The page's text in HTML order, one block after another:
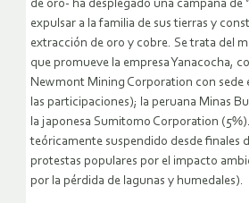
de oro- ha desplegado una campaña de
expulsar a la familia de sus tierras y
extracción de oro y cobre. Se trata del
que promueve la empresa Yanacocha,
Newmont Mining Corporation con sede
las participaciones); la peruana Minas
la japonesa Sumitomo Corporation
teóricamente suspendido desde finales
protestas populares por el impacto
por la pérdida de lagunas y humedales).